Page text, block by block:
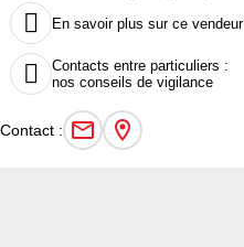
 En savoir plus sur ce vendeur

Contacts entre particuliers :
nos conseils de vigilance
Contact :